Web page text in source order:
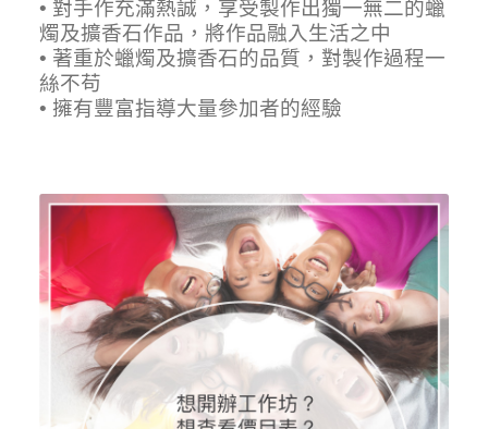
• 對手作充滿熱誠，享受製作出獨一無二的蠟
燭及擴香石作品，將作品融入生活之中
• 著重於蠟燭及擴香石的品質，對製作過程一
絲不苟
• 擁有豐富指導大量參加者的經驗